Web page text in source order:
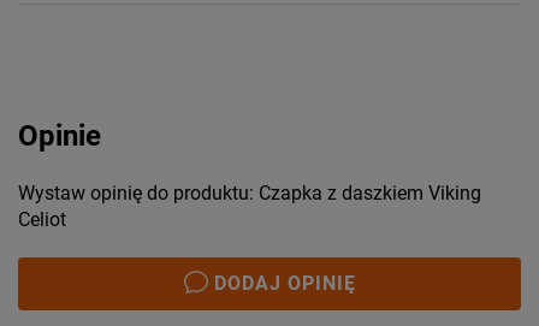
Opinie
Wystaw opinię do produktu: Czapka z daszkiem Viking
Celiot
DODAJ OPINIĘ